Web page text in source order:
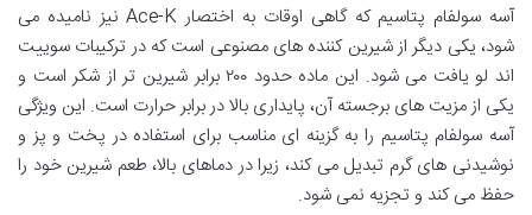
آسه سولفام پتاسیم که گاهی اوقات به اختصار Ace-K نیز نامیده می
شود، یکی دیگر از شیرین کننده های مصنوعی است که در ترکیبات سوییت
اند لو یافت می شود. این ماده حدود ۲۰۰ برابر شیرین تر از شکر است و
یکی از مزیت های برجسته آن، پایداری بالا در برابر حرارت است. این ویژگی
آسه سولفام پتاسیم را به گزینه ای مناسب برای استفاده در پخت و پز و
نوشیدنی های گرم تبدیل می کند، زیرا در دماهای بالا، طعم شیرین خود را
حفظ می کند و تجزیه نمی شود.